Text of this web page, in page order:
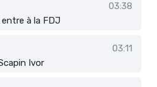
03:38
à la FDJ
03:11
Ivor